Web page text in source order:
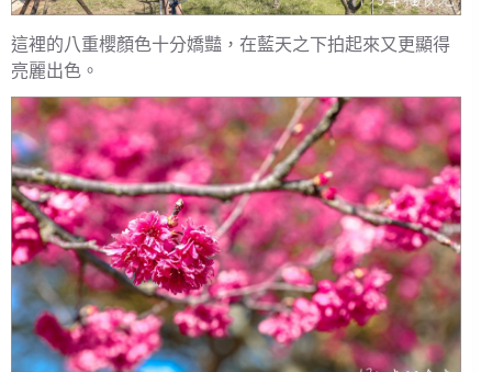
這裡的八重櫻顏色十分嬌豔，在藍天之下拍起來又更顯得
亮麗出色。